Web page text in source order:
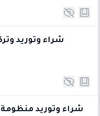
شراء وتوريد